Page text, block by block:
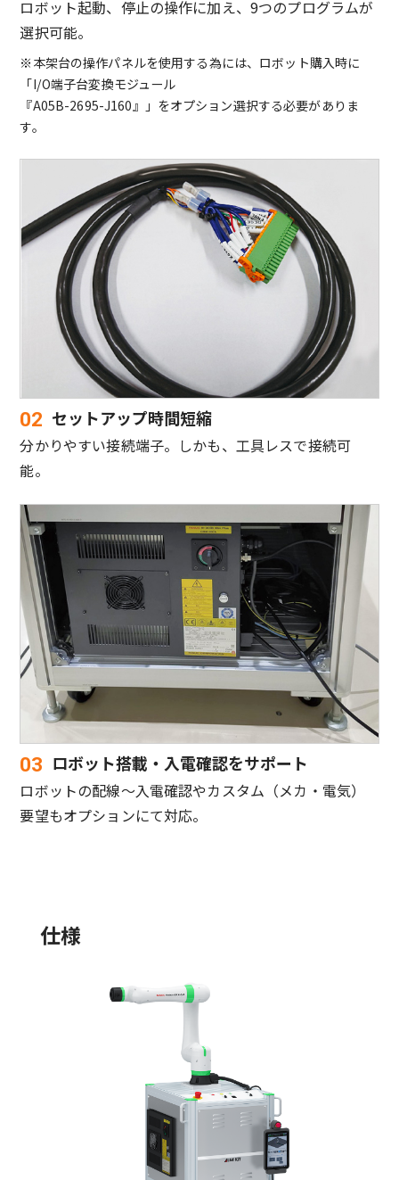
ロボット起動、停止の操作に加え、9つのプログラムが
選択可能。
※ 本架台の操作パネルを使用する為には、ロボット購入時に
「I/O端子台変換モジュール
『A05B-2695-J160』」をオプション選択する必要がありま
す。
02 セットアップ時間短縮
分かりやすい接続端子。しかも、工具レスで接続可
能。
03 ロボット搭載・入電確認をサポート
ロボットの配線～入電確認やカスタム（メカ・電気）
要望もオプションにて対応。
仕様